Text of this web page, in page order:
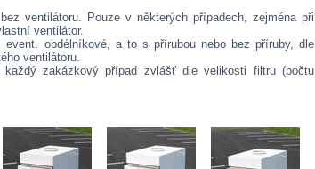
ventilátoru. Pouze v některých případech, zejména při
ventilátor.
obdélníkové, a to s přírubou nebo bez příruby, dle
ventilátoru.
zakázkový případ zvlášť dle velikosti filtru (počtu